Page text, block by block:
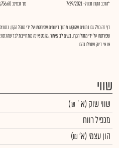
*הרכב הקרן נכון ל- 7/29/2021 סך נכסים: 1,403,756.60
דף זה כולל גם נתונים שלוקטו מתוך דיווחים שפורסמו על ידי מנהל הקרן.
שפורסמו על ידי מנהל הקרן. בשים לב לאמור, גלובס אינה מתחייבת לכך
או אי דיוק שנפלו בהם.
שווי
שווי שוק (א` ₪)
מכפיל רווח
הון עצמי (א' ₪)